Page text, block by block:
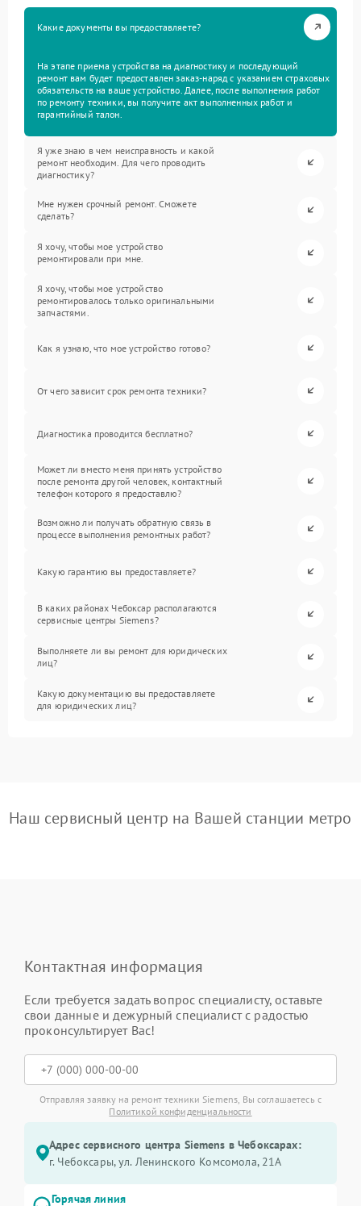
Какие документы вы предоставляете?
На этапе приема устройства на диагностику и последующий
ремонт вам будет предоставлен заказ-наряд с указанием страховых
обязательств на ваше устройство. Далее, после выполнения работ
по ремонту техники, вы получите акт выполненных работ и
гарантийный талон.
Я уже знаю в чем неисправность и какой
ремонт необходим. Для чего проводить
диагностику?
Мне нужен срочный ремонт. Сможете
сделать?
Я хочу, чтобы мое устройство
ремонтировали при мне.
Я хочу, чтобы мое устройство
ремонтировалось только оригинальными
запчастями.
Как я узнаю, что мое устройство готово?
От чего зависит срок ремонта техники?
Диагностика проводится бесплатно?
Может ли вместо меня принять устройство
после ремонта другой человек, контактный
телефон которого я предоставлю?
Возможно ли получать обратную связь в
процессе выполнения ремонтных работ?
Какую гарантию вы предоставляете?
В каких районах Чебоксар располагаются
сервисные центры Siemens?
Выполняете ли вы ремонт для юридических
лиц?
Какую документацию вы предоставляете
для юридических лиц?
Наш сервисный центр на Вашей станции метро
Контактная информация
Если требуется задать вопрос специалисту, оставьте
свои данные и дежурный специалист с радостью
проконсультирует Вас!
Отправляя заявку на ремонт техники Siemens, Вы соглашаетесь с
Политикой конфиденциальности
Адрес сервисного центра Siemens в Чебоксарах:
г. Чебоксары, ул. Ленинского Комсомола, 21А
Горячая линия